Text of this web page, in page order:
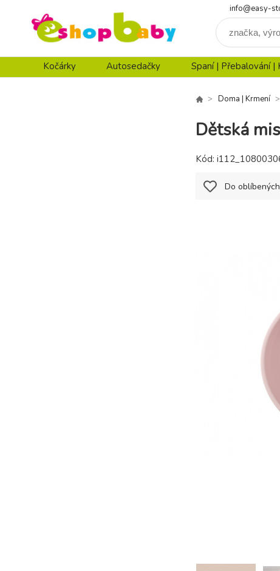
info@easy-
Kočárky Autosedačky Spaní | Přebalování |
Doma | Krmení
Dětská
Kód:
Do oblíbených